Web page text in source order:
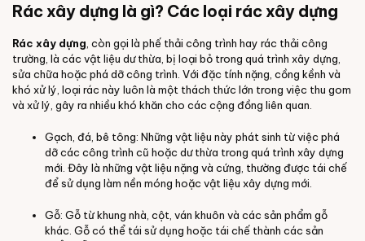
Rác xây dựng là gì? Các loại rác xây dựng
Rác xây dựng , còn gọi là phế thải công trình hay rác thải công
trường, là các vật liệu dư thừa, bị loại bỏ trong quá trình xây dựng,
sửa chữa hoặc phá dỡ công trình. Với đặc tính nặng, cồng kềnh và
khó xử lý, loại rác này luôn là một thách thức lớn trong việc thu gom
và xử lý, gây ra nhiều khó khăn cho các cộng đồng liên quan.
Gạch, đá, bê tông: Những vật liệu này phát sinh từ việc phá
dỡ các công trình cũ hoặc dư thừa trong quá trình xây dựng
mới. Đây là những vật liệu nặng và cứng, thường được tái chế
để sử dụng làm nền móng hoặc vật liệu xây dựng mới.
Gỗ: Gỗ từ khung nhà, cột, ván khuôn và các sản phẩm gỗ
khác. Gỗ có thể tái sử dụng hoặc tái chế thành các sản